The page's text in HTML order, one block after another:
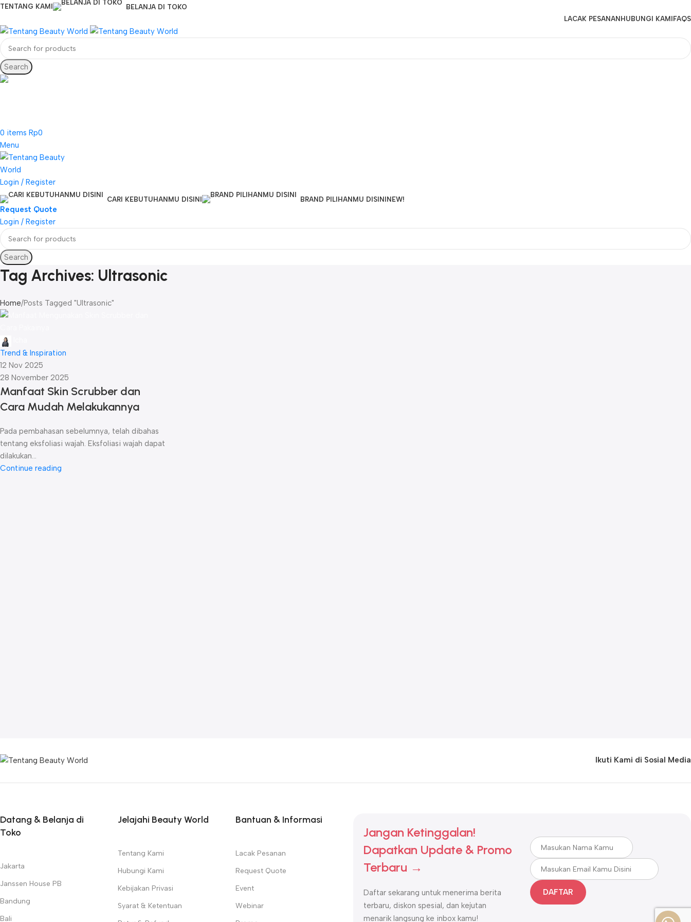
TENTANG KAMI
BELANJA DI TOKO
LACAK PESANAN HUBUNGI KAMI FAQS
Search
0 items Rp0
Menu
Login / Register
CARI KEBUTUHANMU DISINI BRAND PILIHANMU DISINI NEW!
Request Quote
Login / Register
Search
Tag Archives: Ultrasonic
Home Posts Tagged "Ultrasonic"
Trend & Inspiration
12 Nov 2025
28 November 2025
Manfaat Skin Scrubber dan
Cara Mudah Melakukannya
Pada pembahasan sebelumnya, telah dibahas
tentang eksfoliasi wajah. Eksfoliasi wajah dapat
dilakukan...
Continue reading
Ikuti Kami di Sosial Media
Datang & Belanja di
Toko
Jakarta
Janssen House PB
Bandung
Bali
Jelajahi Beauty World
Tentang Kami
Hubungi Kami
Kebijakan Privasi
Syarat & Ketentuan
Bantuan & Informasi
Lacak Pesanan
Request Quote
Event
Webinar
Jangan Ketinggalan!
Dapatkan Update & Promo
Terbaru →
Daftar sekarang untuk menerima berita
terbaru, diskon spesial, dan kejutan
menarik langsung ke inbox kamu!
DAFTAR